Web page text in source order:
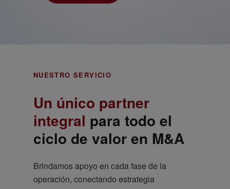
NUESTRO SERVICIO
Un único partner
integral para todo el
ciclo de valor en M&A
Brindamos apoyo en cada fase de la
operación, conectando estrategia